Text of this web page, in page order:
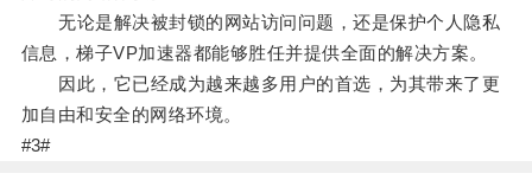
无论是解决被封锁的网站访问问题，还是保护个人隐私
信息，梯子VP加速器都能够胜任并提供全面的解决方案。
因此，它已经成为越来越多用户的首选，为其带来了更
加自由和安全的网络环境。
#3#